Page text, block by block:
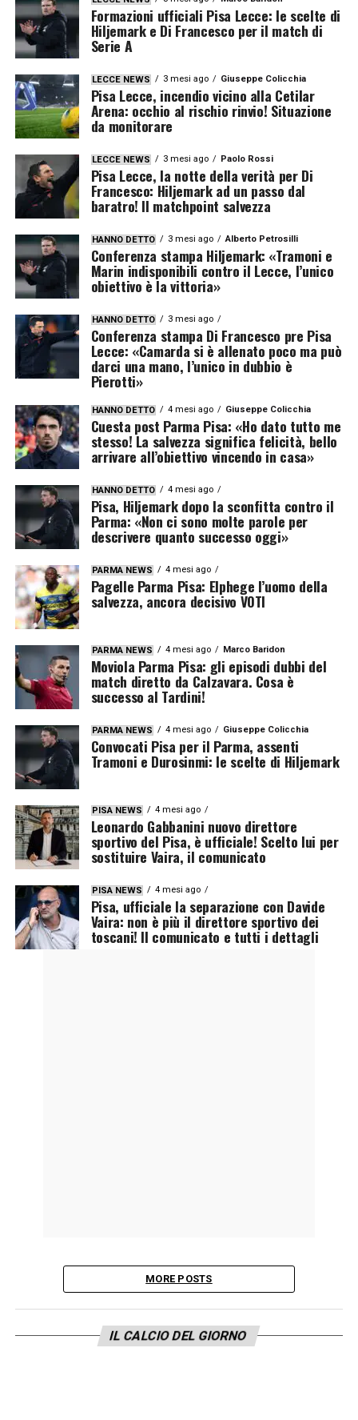
Formazioni ufficiali Pisa Lecce: le scelte di
Hiljemark e Di Francesco per il match di
Serie A
LECCE NEWS 3 mesi ago Giuseppe Colicchia
Pisa Lecce, incendio vicino alla Cetilar
Arena: occhio al rischio rinvio! Situazione
da monitorare
LECCE NEWS 3 mesi ago Paolo Rossi
Pisa Lecce, la notte della verità per Di
Francesco: Hiljemark ad un passo dal
baratro! Il matchpoint salvezza
HANNO DETTO 3 mesi ago Alberto Petrosilli
Conferenza stampa Hiljemark: «Tramoni e
Marin indisponibili contro il Lecce, l’unico
obiettivo è la vittoria»
HANNO DETTO 3 mesi ago
Conferenza stampa Di Francesco pre Pisa
Lecce: «Camarda si è allenato poco ma può
darci una mano, l’unico in dubbio è
Pierotti»
HANNO DETTO 4 mesi ago Giuseppe Colicchia
Cuesta post Parma Pisa: «Ho dato tutto me
stesso! La salvezza significa felicità, bello
arrivare all’obiettivo vincendo in casa»
HANNO DETTO 4 mesi ago
Pisa, Hiljemark dopo la sconfitta contro il
Parma: «Non ci sono molte parole per
descrivere quanto successo oggi»
PARMA NEWS 4 mesi ago
Pagelle Parma Pisa: Elphege l’uomo della
salvezza, ancora decisivo VOTI
PARMA NEWS 4 mesi ago Marco Baridon
Moviola Parma Pisa: gli episodi dubbi del
match diretto da Calzavara. Cosa è
successo al Tardini!
PARMA NEWS 4 mesi ago Giuseppe Colicchia
Convocati Pisa per il Parma, assenti
Tramoni e Durosinmi: le scelte di Hiljemark
PISA NEWS 4 mesi ago
Leonardo Gabbanini nuovo direttore
sportivo del Pisa, è ufficiale! Scelto lui per
sostituire Vaira, il comunicato
PISA NEWS 4 mesi ago
Pisa, ufficiale la separazione con Davide
Vaira: non è più il direttore sportivo dei
toscani! Il comunicato e tutti i dettagli
MORE POSTS
IL CALCIO DEL GIORNO